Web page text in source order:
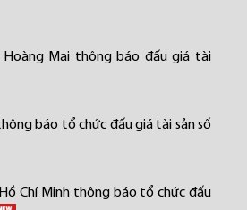
Hoàng Mai thông báo đấu giá tài
báo tổ chức đấu giá tài sản số
Chí Minh thông báo tổ chức đấu